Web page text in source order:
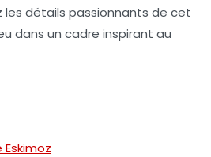
les détails passionnants de cet
dans un cadre inspirant au